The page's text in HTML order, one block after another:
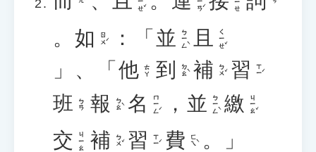
。 如 ㄖㄨˊ ：「 並 ㄅㄧㄥˋ 且 ㄑㄧㄝˇ
」、「 他 ㄊㄚ 到 ㄉㄠˋ 補 ㄅㄨˇ 習 ㄒㄧˊ
班 ㄅㄢ 報 ㄅㄠˋ 名 ㄇㄧㄥˊ ， 並 ㄅㄧㄥˋ 繳 ㄐㄧㄠˇ
交 ㄐㄧㄠ 補 ㄅㄨˇ 習 ㄒㄧˊ 費 ㄈㄟˋ 。」